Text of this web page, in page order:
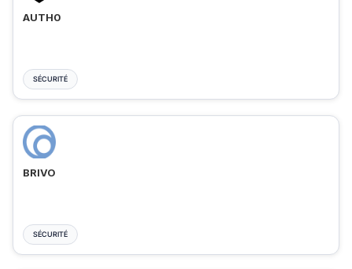
AUTH0
SÉCURITÉ
BRIVO
SÉCURITÉ